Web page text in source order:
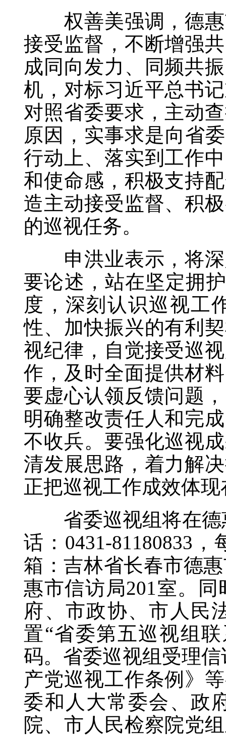
权善美强调，德惠
接受监督，不断增强
成同向发力、同频共
机，对标习近平总书
对照省委要求，主动
原因，实事求是向省
行动上、落实到工作
和使命感，积极支持
造主动接受监督、积
的巡视任务。
申洪业表示，将深
要论述，站在坚定拥
度，深刻认识巡视工
性、加快振兴的有利
视纪律，自觉接受巡
作，及时全面提供材
要虚心认领反馈问题
明确整改责任人和完
不收兵。要强化巡视
清发展思路，着力解
正把巡视工作成效体
省委巡视组将在德
话：0431-81180833
箱：吉林省长春市德
惠市信访局201室。
府、市政协、市人民
置“省委第五巡视组
码。省委巡视组受理
产党巡视工作条例》
委和人大常委会、政
院、市人民检察院党